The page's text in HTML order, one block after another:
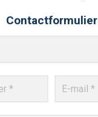
Contactformulier